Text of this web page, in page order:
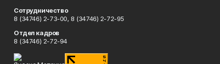
Сотрудничество
8 (34746) 2-73-00, 8 (34746) 2-72-95
Отдел кадров
8 (34746) 2-72-94